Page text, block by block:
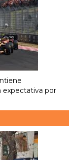
expectativa por